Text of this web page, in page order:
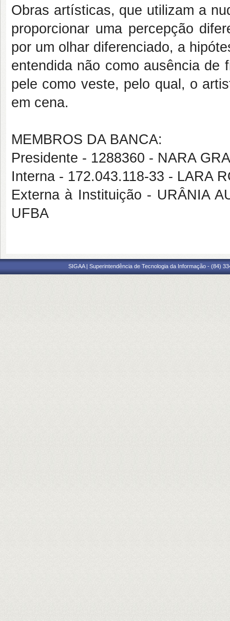
Obras artísticas, que utilizam a
proporcionar uma percepção
por um olhar diferenciado, a
entendida não como ausência de
pele como veste, pelo qual, o
em cena.
MEMBROS DA BANCA:
Presidente - 1288360 - NARA
Interna - 172.043.118-33 - LARA
Externa à Instituição - URÂNIA
UFBA
SIGAA | Superintendência de Tecnologia da Informação - (84)